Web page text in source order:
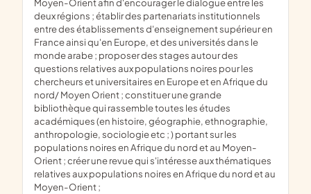
Moyen-Orient afin d'encourager le dialogue entre les
deux régions ; établir des partenariats institutionnels
entre des établissements d'enseignement supérieur en
France ainsi qu'en Europe, et des universités dans le
monde arabe ; proposer des stages autour des
questions relatives aux populations noires pour les
chercheurs et universitaires en Europe et en Afrique du
nord/ Moyen Orient ; constituer une grande
bibliothèque qui rassemble toutes les études
académiques (en histoire, géographie, ethnographie,
anthropologie, sociologie etc ; ) portant sur les
populations noires en Afrique du nord et au Moyen-
Orient ; créer une revue qui s'intéresse aux thématiques
relatives aux populations noires en Afrique du nord et au
Moyen-Orient ;